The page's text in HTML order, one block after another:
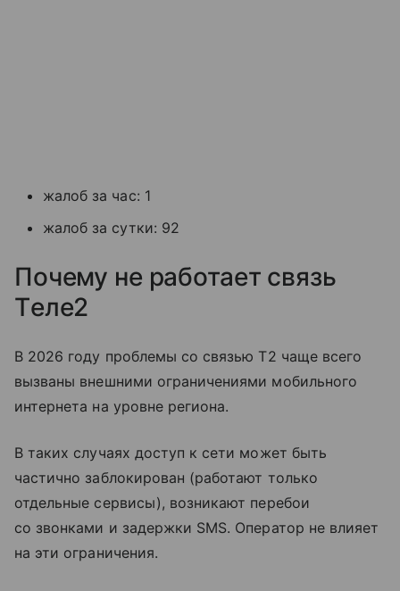
жалоб за час: 1
жалоб за сутки: 92
Почему не работает связь
Tеле2
В 2026 году проблемы со связью T2 чаще всего
вызваны внешними ограничениями мобильного
интернета на уровне региона.
В таких случаях доступ к сети может быть
частично заблокирован (работают только
отдельные сервисы), возникают перебои
со звонками и задержки SMS. Оператор не влияет
на эти ограничения.